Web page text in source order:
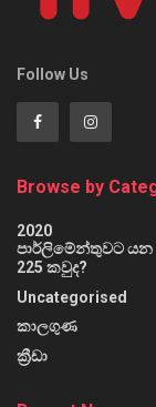
Follow Us
Browse by
2020
පාර්ලිමේන්තුවට යන
225 කවුද?
Uncategorised
කාලගුණ
ක්‍රීඩා